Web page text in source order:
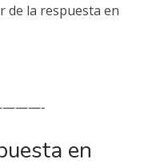
de la respuesta en
en